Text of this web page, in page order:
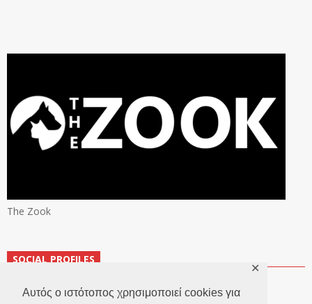
Αυτός ο ιστότοπος χρησιμοποιεί cookies για
✕
The Zook
SOCIAL PROFILES